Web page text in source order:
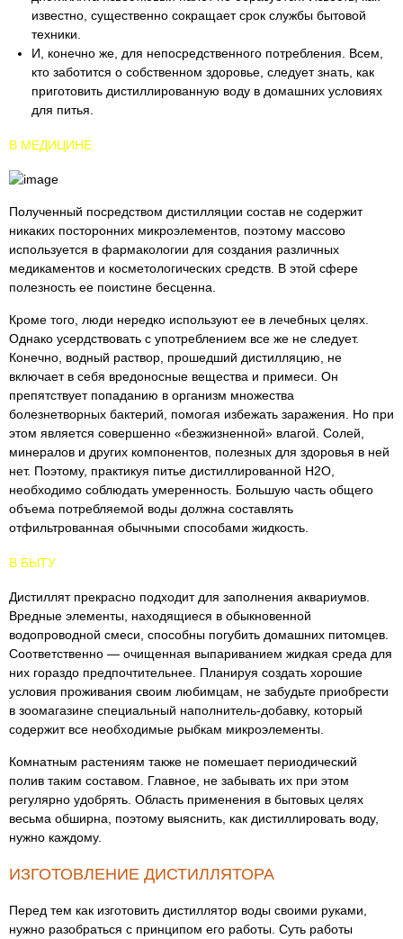
известно, существенно сокращает срок службы бытовой
техники.
И, конечно же, для непосредственного потребления. Всем,
кто заботится о собственном здоровье, следует знать, как
приготовить дистиллированную воду в домашних условиях
для питья.
В МЕДИЦИНЕ
Полученный посредством дистилляции состав не содержит
никаких посторонних микроэлементов, поэтому массово
используется в фармакологии для создания различных
медикаментов и косметологических средств. В этой сфере
полезность ее поистине бесценна.
Кроме того, люди нередко используют ее в лечебных целях.
Однако усердствовать с употреблением все же не следует.
Конечно, водный раствор, прошедший дистилляцию, не
включает в себя вредоносные вещества и примеси. Он
препятствует попаданию в организм множества
болезнетворных бактерий, помогая избежать заражения. Но при
этом является совершенно «безжизненной» влагой. Солей,
минералов и других компонентов, полезных для здоровья в ней
нет. Поэтому, практикуя питье дистиллированной H2O,
необходимо соблюдать умеренность. Большую часть общего
объема потребляемой воды должна составлять
отфильтрованная обычными способами жидкость.
В БЫТУ
Дистиллят прекрасно подходит для заполнения аквариумов.
Вредные элементы, находящиеся в обыкновенной
водопроводной смеси, способны погубить домашних питомцев.
Соответственно — очищенная выпариванием жидкая среда для
них гораздо предпочтительнее. Планируя создать хорошие
условия проживания своим любимцам, не забудьте приобрести
в зоомагазине специальный наполнитель-добавку, который
содержит все необходимые рыбкам микроэлементы.
Комнатным растениям также не помешает периодический
полив таким составом. Главное, не забывать их при этом
регулярно удобрять. Область применения в бытовых целях
весьма обширна, поэтому выяснить, как дистиллировать воду,
нужно каждому.
ИЗГОТОВЛЕНИЕ ДИСТИЛЛЯТОРА
Перед тем как изготовить дистиллятор воды своими руками,
нужно разобраться с принципом его работы. Суть работы